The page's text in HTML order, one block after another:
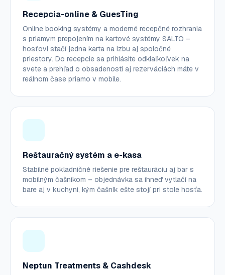
Recepcia-online & GuesTing
Online booking systémy a moderné recepčné rozhrania
s priamym prepojením na kartové systémy SALTO –
hosťovi stačí jedna karta na izbu aj spoločné
priestory. Do recepcie sa prihlásite odkiaľkoľvek na
svete a prehľad o obsadenosti aj rezerváciách máte v
reálnom čase priamo v mobile.
Reštauračný systém a e-kasa
Stabilné pokladničné riešenie pre reštauráciu aj bar s
mobilným čašníkom – objednávka sa ihneď vytlačí na
bare aj v kuchyni, kým čašník ešte stojí pri stole hosťa.
Neptun Treatments & Cashdesk